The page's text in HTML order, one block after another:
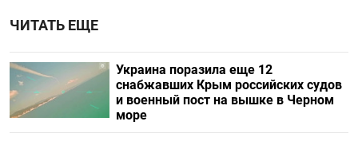
ЧИТАТЬ ЕЩЕ
Украина поразила еще 12
снабжавших Крым российских судов
и военный пост на вышке в Черном
море